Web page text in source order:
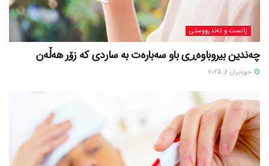
زانست و تەندرووستی
چەندین بیروباوەڕی باو سەبارەت بە ساردی کە زۆر هەڵەن
حوزه‌یران 6, 2025